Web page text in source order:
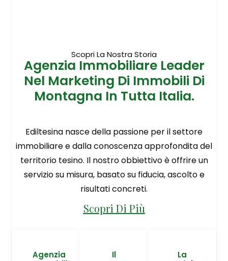
Scopri La Nostra Storia
Agenzia Immobiliare Leader
Nel Marketing Di Immobili Di
Montagna In Tutta Italia.
Ediltesina nasce della passione per il settore
immobiliare e dalla conoscenza approfondita del
territorio tesino. Il nostro obbiettivo è offrire un
servizio su misura, basato su fiducia, ascolto e
risultati concreti.
Scopri Di Più
Agenzia
Il
La